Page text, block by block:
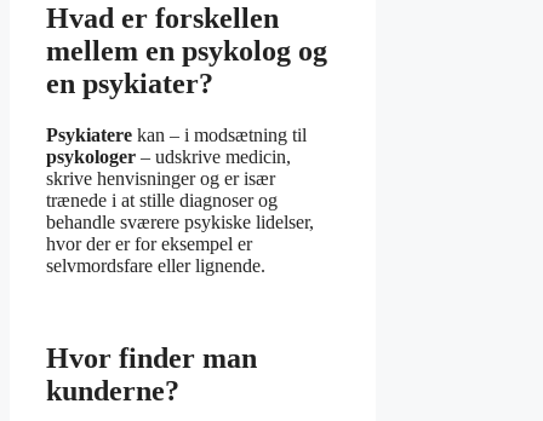
Hvad er forskellen
mellem en psykolog og
en psykiater?
Psykiatere kan – i modsætning til
psykologer – udskrive medicin,
skrive henvisninger og er især
trænede i at stille diagnoser og
behandle sværere psykiske lidelser,
hvor der er for eksempel er
selvmordsfare eller lignende.
Hvor finder man
kunderne?